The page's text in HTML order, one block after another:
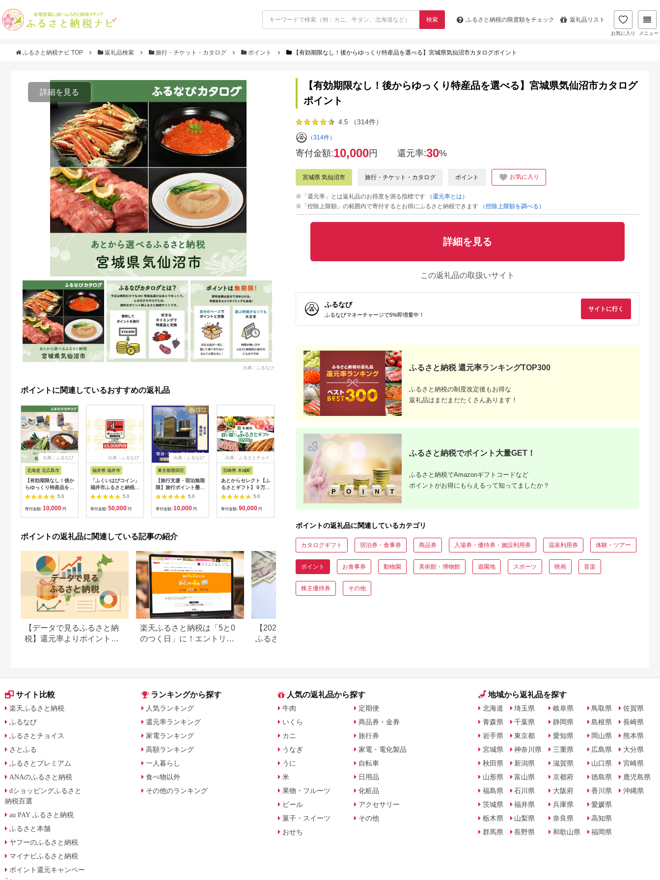
検索 ふるさと納税の限度額をチェック 返礼品リスト
お気に入り メニュー
ふるさと納税ナビ TOP 返礼品検索 旅行・チケット・カタログ ポイント 【有効期限なし！後からゆっくり特産品を選べる】宮城県気仙沼市カタログポイント
詳細を見る
出典：ふるなび
ポイントに関連しているおすすめの返礼品
出典：ふるなび
北海道 北広島市
【有効期限なし！後か
らゆっくり特産品を選
べる】北海道北広島市
カタログポイント
5.0
寄付金額: 10,000 円
出典：ふるなび
福井県 福井市
「ふくいはぴコイン」
福井市ふるさと納税ポ
イント【15,000円
分】 [E-198004] / 選
べる金額 デジタル地
レス スマホ ポイント
スマホ 便利 簡単 デジ
送料無料
5.0
寄付金額: 50,000 円
出典：ふるなび
東京都墨田区
【旅行支援・宿泊無期
限】旅行ポイント墨田
区ふるなびトラベルポ
5.0
寄付金額: 10,000 円
出典：ふるさとチョイ
宮崎県 木城町
あとからセレクト【ふ
るさとギフト】９万円
K99-009
5.0
寄付金額: 90,000 円
出典：ふるなび
北海道 南富良野町
【有効期限なし！後か
らゆっくり特産品を選
べる】北海道南富良野
寄付金額:10,000円
出典：ふるなび
京都 府京丹後市
【あとから選べるカタ
ログ】寄附25万円相
当(あとからセレクト)
掲載2000品以上！
5.0
寄付金額:250,000円
出典：ふるなび
愛知県 豊橋市
オンラインカタログ
寄付金額:100,000円
出典：ふるなび
ログ】寄附15万円相
寄付金額:150,000円 寄付金額:50,000円 寄付金額:10,000
ポイントの返礼品に関連している記事の紹介
【データで見るふるさと納
税】還元率よりポイント重
楽天ふるさと納税は「5と0
のつく日」に！エントリー
【2025年9月30日で終了】
ふるさと納税サイトのポイ
【有効期限なし！後からゆっくり特産品を選べる】宮城県気仙沼市カタログ
ポイント
4.5 （314件）
（314件）
寄付金額:10,000円 還元率:30%
宮城県 気仙沼市 旅行・チケット・カタログ ポイント お気に入り
※「還元率」とは返礼品のお得度を測る指標です
（還元率とは）
※「控除上限額」の範囲内で寄付するとお得にふるさと納税できます
（控除上限額を調べる）
詳細を見る
この返礼品の取扱いサイト
ふるなび
ふるなびマネーチャージで5%即増量中！
サイトに行く
ふるさと納税 還元率ランキングTOP300
ふるさと納税の制度改定後もお得な
返礼品はまだまだたくさんあります！
ふるさと納税でポイント大量GET！
ふるさと納税でAmazonギフトコードなど
ポイントがお得にもらえるって知ってましたか？
ポイントの返礼品に関連しているカテゴリ
カタログギフト 宿泊券・食事券 商品券 入場券・優待券・施設利用券 温泉利用券 体験・ツアー
ポイント お食事券 動物園 美術館・博物館 遊園地 スポーツ 映画 音楽
株主優待券 その他
サイト比較
楽天ふるさと納税
ふるなび
ふるさとチョイス
さとふる
ふるさとプレミアム
ANAのふるさと納税
dショッピングふるさと
納税百選
au PAY ふるさと納税
ふるさと本舗
ヤフーのふるさと納税
マイナビふるさと納税
ポイント還元キャンペー
ランキングから探す
人気ランキング
還元率ランキング
家電ランキング
高額ランキング
一人暮らし
食べ物以外
その他のランキング
人気の返礼品から探す
牛肉
いくら
カニ
うなぎ
うに
米
果物・フルーツ
ビール
菓子・スイーツ
おせち
定期便
商品券・金券
旅行券
家電・電化製品
自転車
日用品
化粧品
アクセサリー
その他
地域から返礼品を探す
北海道
青森県
岩手県
宮城県
秋田県
山形県
福島県
茨城県
栃木県
群馬県
埼玉県
千葉県
東京都
神奈川県
新潟県
富山県
石川県
福井県
山梨県
長野県
岐阜県
静岡県
愛知県
三重県
滋賀県
京都府
大阪府
兵庫県
奈良県
和歌山県
鳥取県
島根県
岡山県
広島県
山口県
徳島県
香川県
愛媛県
高知県
福岡県
佐賀県
長崎県
熊本県
大分県
宮崎県
鹿児島県
沖縄県